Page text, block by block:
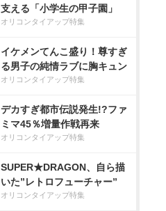
支える「小学生の甲子園」
オリコンタイアップ特集
イケメンてんこ盛り！尊すぎ
る男子の純情ラブに胸キュン
オリコンタイアップ特集
デカすぎ都市伝説発生!?ファ
ミマ45％増量作戦再来
オリコンタイアップ特集
SUPER★DRAGON、自ら描
いた”レトロフューチャー”
オリコンタイアップ特集